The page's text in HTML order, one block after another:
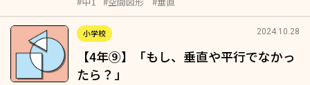
小学校 2024.10.28
【4年⑨】「もし、垂直や平行でなかっ
たら？」